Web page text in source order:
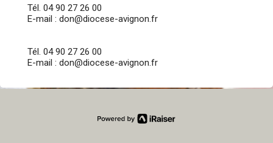
Tél. 04 90 27 26 00
E-mail : don@diocese-avignon.fr
Tél. 04 90 27 26 00
E-mail : don@diocese-avignon.fr